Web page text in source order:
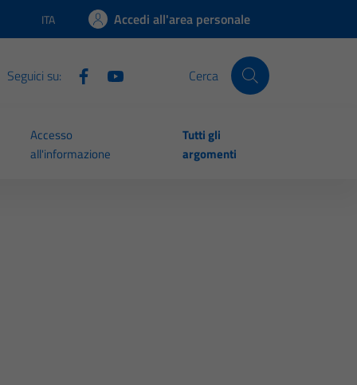
Lingua attiva:
ITA Accedi all'area personale
Seguici su: Cerca
Accesso
all'informazione
Tutti gli
argomenti